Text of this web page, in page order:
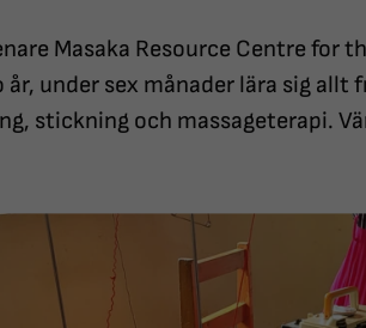
Masaka Resource Centre for
år, under sex månader lära sig
stickning och massageterapi.